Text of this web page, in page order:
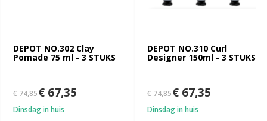
DEPOT NO.302 Clay
Pomade 75 ml - 3 STUKS
€ 74,85€ 67,35
Dinsdag in huis
DEPOT NO.310 Curl
Designer 150ml - 3 STUKS
€ 74,85€ 67,35
Dinsdag in huis